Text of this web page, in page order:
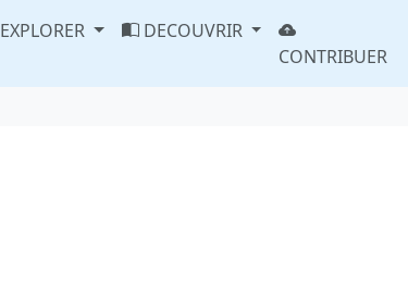
EXPLORER
DECOUVRIR
CONTRIBUER